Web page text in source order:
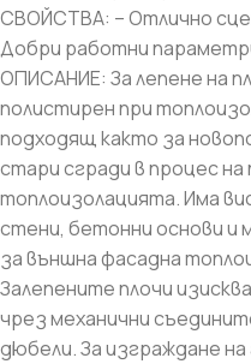
СВОЙСТВА: – Отлично
Добри работни
ОПИСАНИЕ: За лепене на
полистирен при
подходящ както за
стари сгради в процес на
топлоизолацията. Има
стени, бетонни основи и
за външна фасадна
Залепените плочи
чрез механични
дюбели. За изграждане